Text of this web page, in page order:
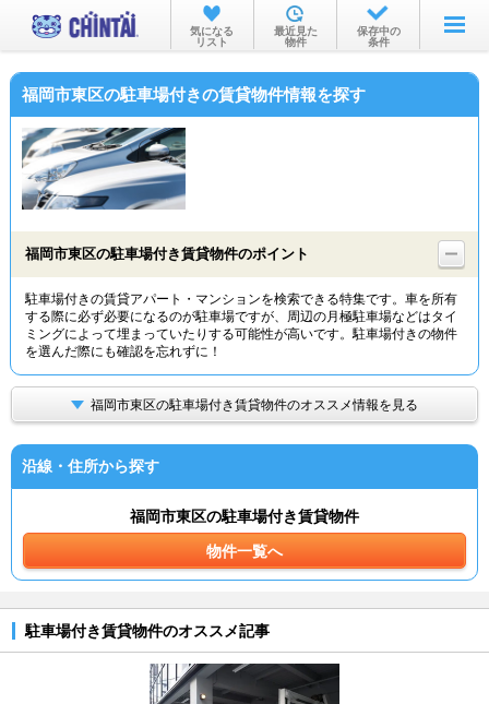
お部屋を探す
沿線・駅から
物件特集から
TOP
気になる
リスト
最近見た
物件
保存中の
条件
福岡市東区の駐車場付きの賃貸物件情報を探す
福岡市東区の駐車場付き賃貸物件のポイント
駐車場付きの賃貸アパート・マンションを検索できる特集です。車を所有
する際に必ず必要になるのが駐車場ですが、周辺の月極駐車場などはタイ
ミングによって埋まっていたりする可能性が高いです。駐車場付きの物件
を選んだ際にも確認を忘れずに！
福岡市東区の駐車場付き賃貸物件のオススメ情報を見る
沿線・住所から探す
福岡市東区の駐車場付き賃貸物件
物件一覧へ
駐車場付き賃貸物件のオススメ記事